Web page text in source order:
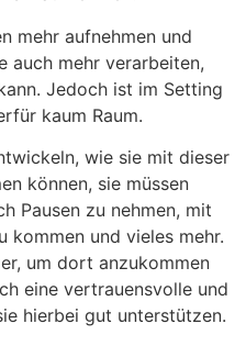
mehr aufnehmen und
auch mehr verarbeiten,
Jedoch ist im Setting
kaum Raum.
wie sie mit dieser
können, sie müssen
Pausen zu nehmen, mit
kommen und vieles mehr.
um dort anzukommen
eine vertrauensvolle und
hierbei gut unterstützen.